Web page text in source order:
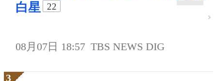
白星
22
08月07日 18:57 TBS NEWS DIG